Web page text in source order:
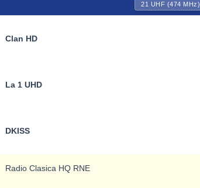
21 UHF (474 MHz)
Clan HD
La 1 UHD
DKISS
Radio Clasica HQ RNE